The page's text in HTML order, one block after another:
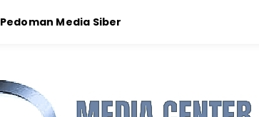
Pedoman Media Siber